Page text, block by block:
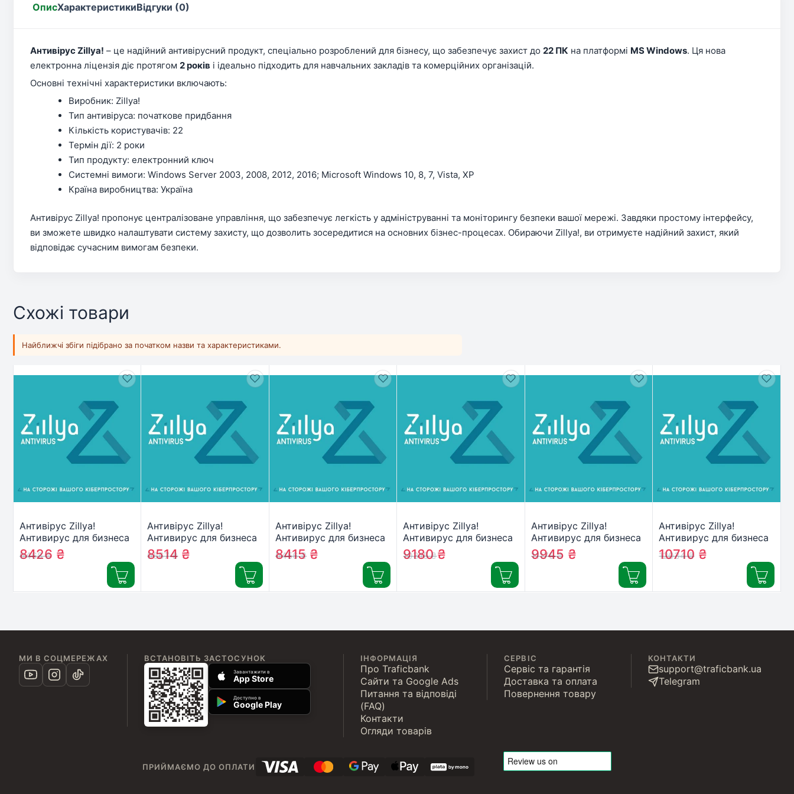
ОписХарактеристикиВідгуки (0)
Антивірус Zillya! – це надійний антивірусний продукт, спеціально розроблений для бізнесу, що забезпечує захист до 22 ПК на платформі MS Windows. Ця нова
електронна ліцензія діє протягом 2 років і ідеально підходить для навчальних закладів та комерційних організацій.
Основні технічні характеристики включають:
Виробник: Zillya!
Тип антивіруса: початкове придбання
Кількість користувачів: 22
Термін дії: 2 роки
Тип продукту: електронний ключ
Системні вимоги: Windows Server 2003, 2008, 2012, 2016; Microsoft Windows 10, 8, 7, Vista, XP
Країна виробництва: Україна
Антивірус Zillya! пропонує централізоване управління, що забезпечує легкість у адмініструванні та моніторингу безпеки вашої мережі. Завдяки простому інтерфейсу,
ви зможете швидко налаштувати систему захисту, що дозволить зосередитися на основних бізнес-процесах. Обираючи Zillya!, ви отримуєте надійний захист, який
відповідає сучасним вимогам безпеки.
Схожі товари
Найближчі збіги підібрано за початком назви та характеристиками.
Антивірус Zillya!
Антивирус для бизнеса
22 ПК 1 год новая эл.
лицензия (ZAB-1y-22pc)
9468₴
8426 ₴
Антивірус Zillya!
Антивирус для бизнеса
10 ПК 2 года новая эл.
лицензия (ZAB-2y-10pc)
9567₴
8514 ₴
Антивірус Zillya!
Антивирус для бизнеса
11 ПК 2 года новая эл.
лицензия (ZAB-2y-11pc)
9456₴
8415 ₴
Антивірус Zillya!
Антивирус для бизнеса
12 ПК 2 года новая эл.
лицензия (ZAB-2y-12pc)
10315₴
9180₴
Антивірус Zillya!
Антивирус для бизнеса
13 ПК 2 года новая эл.
лицензия (ZAB-2y-13pc)
11175₴
9945 ₴
Антивірус Zillya!
Антивирус для бизнеса
14 ПК 2 года новая эл.
лицензия (ZAB-2y-14pc)
12034₴
10710 ₴
МИ В СОЦМЕРЕЖАХ ВСТАНОВІТЬ ЗАСТОСУНОК
Завантажити в
App Store
Доступно в
Google Play
ІНФОРМАЦІЯ
Про Traficbank
Сайти та Google Ads
Питання та відповіді
(FAQ)
Контакти
Огляди товарів
СЕРВІС
Сервіс та гарантія
Доставка та оплата
Повернення товару
КОНТАКТИ
support@traficbank.ua
Telegram
ПРИЙМАЄМО ДО ОПЛАТИ